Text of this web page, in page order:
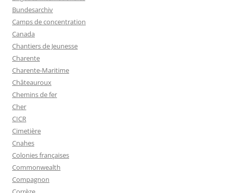
Bundesarchiv
Camps de concentration
Canada
Chantiers de Jeunesse
Charente
Charente-Maritime
Châteauroux
Chemins de fer
Cher
CICR
Cimetière
Cnahes
Colonies françaises
Commonwealth
Compagnon